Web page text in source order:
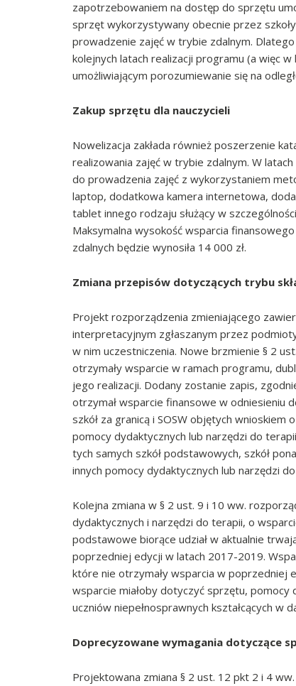
zapotrzebowaniem na dostęp do sprzętu
sprzęt wykorzystywany obecnie przez
prowadzenie zajęć w trybie zdalnym.
kolejnych latach realizacji programu (a więc
umożliwiającym porozumiewanie się na
Zakup sprzętu dla nauczycieli
Nowelizacja zakłada również poszerzenie
realizowania zajęć w trybie zdalnym. W
do prowadzenia zajęć z wykorzystaniem
laptop, dodatkowa kamera internetowa,
tablet innego rodzaju służący w
Maksymalna wysokość wsparcia
zdalnych będzie wynosiła 14 000 zł.
Zmiana przepisów dotyczących trybu
Projekt rozporządzenia zmieniającego
interpretacyjnym zgłaszanym przez
w nim uczestniczenia. Nowe brzmienie § 2
otrzymały wsparcie w ramach programu,
jego realizacji. Dodany zostanie zapis,
otrzymał wsparcie finansowe w odniesieniu
szkół za granicą i SOSW objętych
pomocy dydaktycznych lub narzędzi do
tych samych szkół podstawowych, szkół
innych pomocy dydaktycznych lub narzędzi
Kolejna zmiana w § 2 ust. 9 i 10 ww.
dydaktycznych i narzędzi do terapii, o
podstawowe biorące udział w aktualnie
poprzedniej edycji w latach 2017-2019.
które nie otrzymały wsparcia w poprzedniej
wsparcie miałoby dotyczyć sprzętu, pomocy
uczniów niepełnosprawnych kształcących w
Doprecyzowane wymagania dotyczące
Projektowana zmiana § 2 ust. 12 pkt 2 i 4